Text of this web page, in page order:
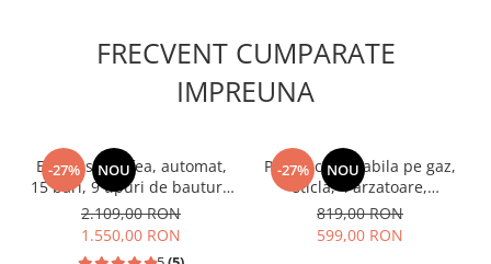
FRECVENT CUMPARATE
IMPREUNA
-27% NOU
Espressor cafea, automat,
15 bari, 9 tipuri de bauturi,
rezervor lapte, putere
1350W, SAMUS
2.109,00 RON
1.550,00 RON
-27% NOU
Plita incorporabila pe gaz,
sticla, 4 arzatoare,
aprindere electrica, negru,
Heinner
819,00 RON
599,00 RON